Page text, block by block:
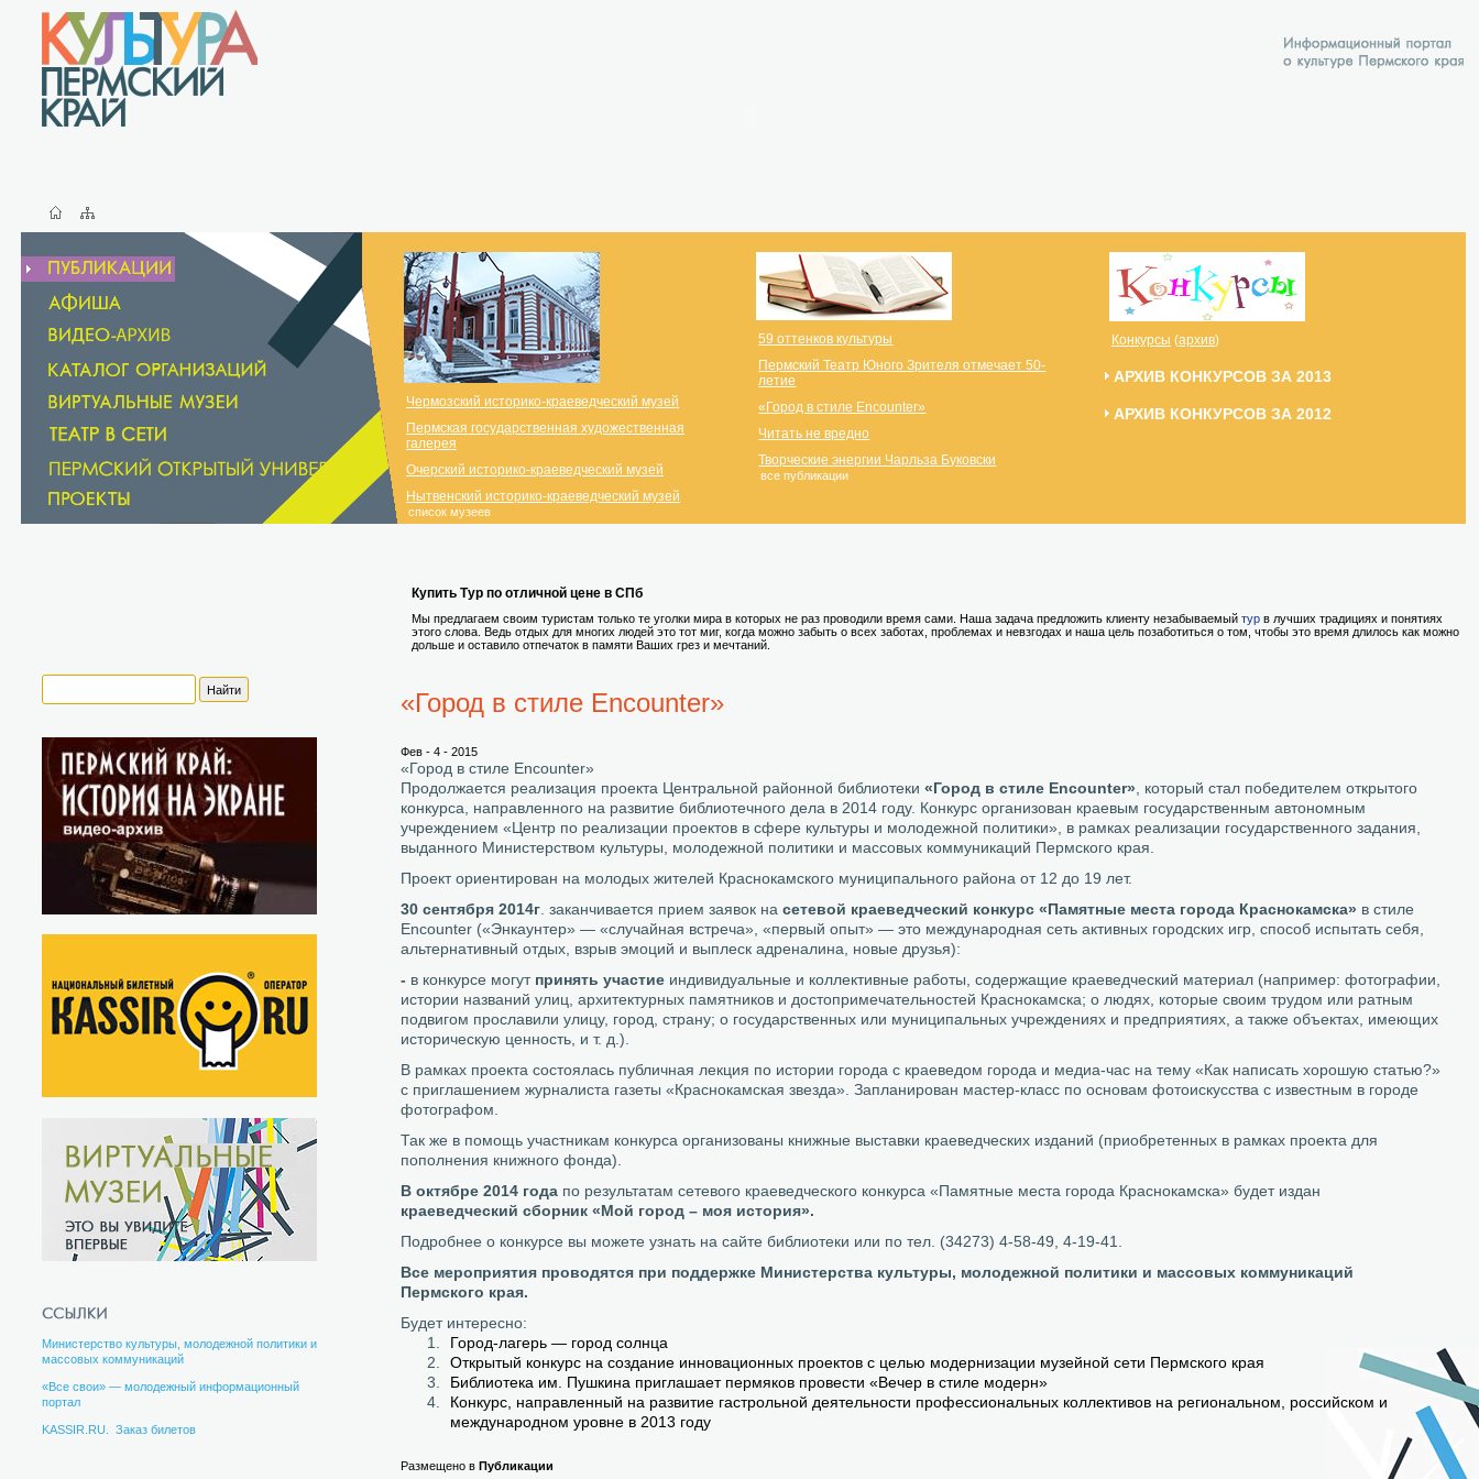
Чермозский историко-краеведческий музей
Пермская государственная художественная
галерея
Очерский историко-краеведческий музей
Нытвенский историко-краеведческий музей
список музеев
59 оттенков культуры
Пермский Театр Юного Зрителя отмечает 50-
летие
«Город в стиле Encounter»
Читать не вредно
Творческие энергии Чарльза Буковски
все публикации
Конкурсы (архив)
АРХИВ КОНКУРСОВ ЗА 2013
АРХИВ КОНКУРСОВ ЗА 2012
Купить Тур по отличной цене в СПб
Мы предлагаем своим туристам только те уголки мира в которых не раз проводили время сами. Наша задача предложить клиенту незабываемый тур в лучших традициях и понятиях
этого слова. Ведь отдых для многих людей это тот миг, когда можно забыть о всех заботах, проблемах и невзгодах и наша цель позаботиться о том, чтобы это время длилось как можно
дольше и оставило отпечаток в памяти Ваших грез и мечтаний.
Министерство культуры, молодежной политики и
массовых коммуникаций
«Все свои» — молодежный информационный
портал
KASSIR.RU. Заказ билетов
«Город в стиле Encounter»
Фев - 4 - 2015
«Город в стиле Encounter»
Продолжается реализация проекта Центральной районной библиотеки «Город в стиле Encounter» , который стал победителем открытого
конкурса, направленного на развитие библиотечного дела в 2014 году. Конкурс организован краевым государственным автономным
учреждением «Центр по реализации проектов в сфере культуры и молодежной политики», в рамках реализации государственного задания,
выданного Министерством культуры, молодежной политики и массовых коммуникаций Пермского края.
Проект ориентирован на молодых жителей Краснокамского муниципального района от 12 до 19 лет.
30 сентября 2014г . заканчивается прием заявок на сетевой краеведческий конкурс «Памятные места города Краснокамска» в стиле
Encounter («Энкаунтер» — «случайная встреча», «первый опыт» — это международная сеть активных городских игр, способ испытать себя,
альтернативный отдых, взрыв эмоций и выплеск адреналина, новые друзья):
- в конкурсе могут принять участие индивидуальные и коллективные работы, содержащие краеведческий материал (например: фотографии,
истории названий улиц, архитектурных памятников и достопримечательностей Краснокамска; о людях, которые своим трудом или ратным
подвигом прославили улицу, город, страну; о государственных или муниципальных учреждениях и предприятиях, а также объектах, имеющих
историческую ценность, и т. д.).
В рамках проекта состоялась публичная лекция по истории города с краеведом города и медиа-час на тему «Как написать хорошую статью?»
с приглашением журналиста газеты «Краснокамская звезда». Запланирован мастер-класс по основам фотоискусства с известным в городе
фотографом.
Так же в помощь участникам конкурса организованы книжные выставки краеведческих изданий (приобретенных в рамках проекта для
пополнения книжного фонда).
В октябре 2014 года по результатам сетевого краеведческого конкурса «Памятные места города Краснокамска» будет издан
краеведческий сборник «Мой город – моя история».
Подробнее о конкурсе вы можете узнать на сайте библиотеки или по тел. (34273) 4-58-49, 4-19-41.
Все мероприятия проводятся при поддержке Министерства культуры, молодежной политики и массовых коммуникаций
Пермского края.
Будет интересно:
Город-лагерь — город солнца
Открытый конкурс на создание инновационных проектов с целью модернизации музейной сети Пермского края
Библиотека им. Пушкина приглашает пермяков провести «Вечер в стиле модерн»
Конкурс, направленный на развитие гастрольной деятельности профессиональных коллективов на региональном, российском и
международном уровне в 2013 году
Размещено в Публикации